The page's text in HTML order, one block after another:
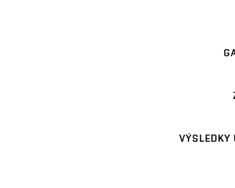
VÝSLEDKY